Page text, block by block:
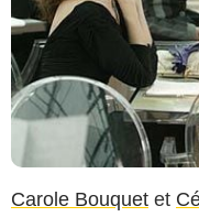
Carole Bouquet et